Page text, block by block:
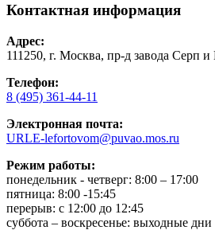
Контактная информация
Адрес:
111250, г. Москва, пр-д завода Серп
Телефон:
8 (495) 361-44-11
Электронная почта:
URLE-lefortovom@puvao.mos.ru
Режим работы:
понедельник - четверг: 8:00 – 17:00
пятница: 8:00 -15:45
перерыв: с 12:00 до 12:45
суббота – воскресенье: выходные дни